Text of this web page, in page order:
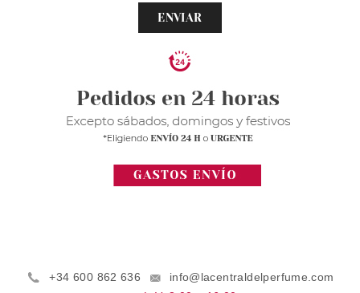
ENVIAR
+34 600 862 636
info@lacentraldelperfume.com